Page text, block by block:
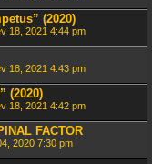
(2020)
18, 2021 4:44 pm
18, 2021 4:43 pm
(2020)
18, 2021 4:42 pm
FACTOR
2020 7:30 pm